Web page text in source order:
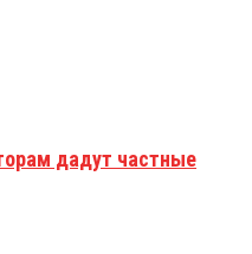
дадут частные